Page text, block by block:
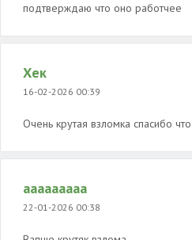
подтверждаю что оно работчее
Хек
16-02-2026 00:39
Очень крутая взломка спасибо
ааааааааа
22-01-2026 00:38